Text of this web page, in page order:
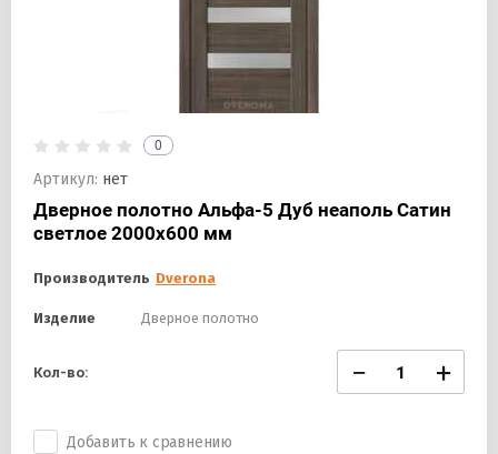
0
Артикул: нет
Дверное полотно Альфа-5 Дуб неаполь Сатин
светлое 2000х600 мм
Производитель Dverona
Изделие Дверное полотно
Кол-во: − +
Добавить к сравнению